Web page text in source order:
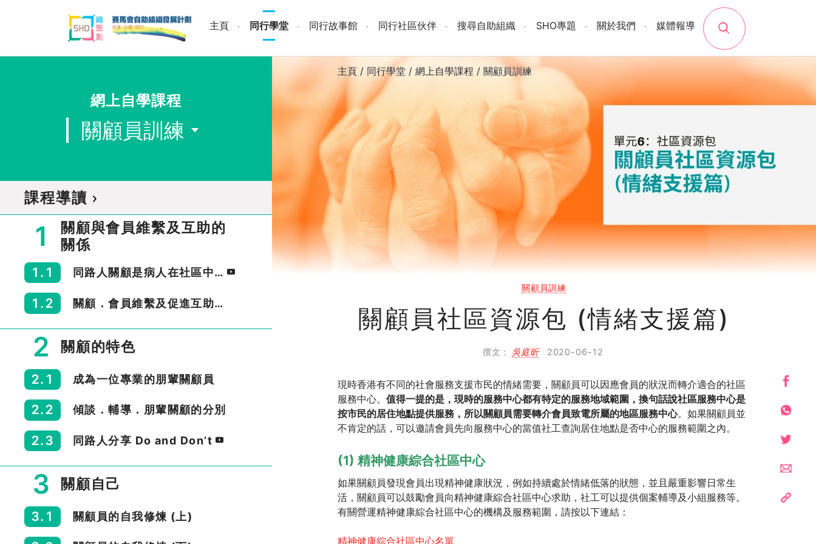
search
主頁
同行學堂 同行故事館 同行社區伙伴 搜尋自助組織 SHO專題 關於我們 媒體報導
主頁/ 同行學堂 / 網上自學課程 / 關顧員訓練
關顧員訓練
關顧員社區資源包 (情緒支援篇)
撰文： 吳庭昕 2020-06-12
現時香港有不同的社會服務支援市民的情緒需要，關顧員可以因應會員的狀況而轉介適合的社區
服務中心。 值得一提的是，現時的服務中心都有特定的服務地域範圍，換句話說社區服務中心是
按市民的居住地點提供服務，所以關顧員需要轉介會員致電所屬的地區服務中心。如果關顧員並
不肯定的話，可以邀請會員先向服務中心的當值社工查詢居住地點是否中心的服務範圍之內。
(1) 精神健康綜合社區中心
如果關顧員發現會員出現精神健康狀況，例如持續處於情緒低落的狀態，並且嚴重影響日常生
活，關顧員可以鼓勵會員向精神健康綜合社區中心求助，社工可以提供個案輔導及小組服務等。
有關營運精神健康綜合社區中心的機構及服務範圍，請按以下連結：
精神健康綜合社區中心名單
網上自學課程
關顧員訓練
課程導讀
1
關顧與會員維繫及互助的
關係
1.1 同路人關顧是病人在社區中…
1.2 關顧．會員維繫及促進互助…
2 關顧的特色
2.1 成為一位專業的朋輩關顧員
2.2 傾談．輔導．朋輩關顧的分別
2.3 同路人分享 Do and Don’t
3 關顧自己
3.1 關顧員的自我修煉 (上)